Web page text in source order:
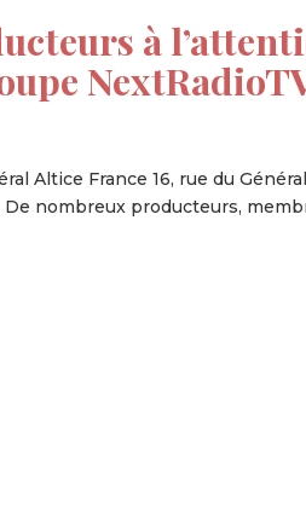
à
Altice France 16, rue du
nombreux producteurs,